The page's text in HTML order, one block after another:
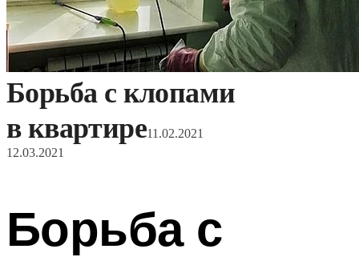
Борьба с клопами
в квартире11.02.2021
12.03.2021
Борьба с